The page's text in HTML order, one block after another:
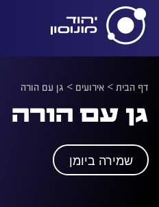
דף הבית> אירועים > גן עם הורה
גן עם הורה
שמירה ביומן